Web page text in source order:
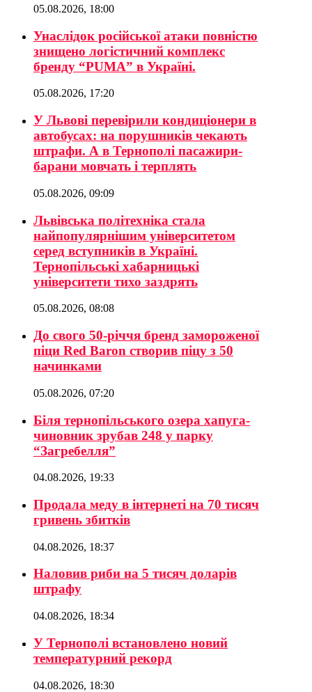
05.08.2026, 18:00
Унаслідок російської атаки повністю
знищено логістичний комплекс
бренду “PUMA” в Україні.
05.08.2026, 17:20
У Львові перевірили кондиціонери в
автобусах: на порушників чекають
штрафи. А в Тернополі пасажири-
барани мовчать і терплять
05.08.2026, 09:09
Львівська політехніка стала
найпопулярнішим університетом
серед вступників в Україні.
Тернопільські хабарницькі
університети тихо заздрять
05.08.2026, 08:08
До свого 50-річчя бренд замороженої
піци Red Baron створив піцу з 50
начинками
05.08.2026, 07:20
Біля тернопільського озера хапуга-
чиновник зрубав 248 у парку
“Загребелля”
04.08.2026, 19:33
Продала меду в інтернеті на 70 тисяч
гривень збитків
04.08.2026, 18:37
Наловив риби на 5 тисяч доларів
штрафу
04.08.2026, 18:34
У Тернополі встановлено новий
температурний рекорд
04.08.2026, 18:30